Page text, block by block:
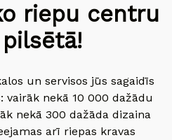
riepu centru
un servisos jūs sagaidīs
vairāk nekā 10 000 dažādu
nekā 300 dažāda dizaina
arī riepas kravas